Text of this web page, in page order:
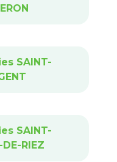
SAINT-
SAINT-
DE-RIEZ